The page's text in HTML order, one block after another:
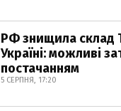
РФ знищила склад
Україні: можливі
постачанням
5 СЕРПНЯ, 17:20